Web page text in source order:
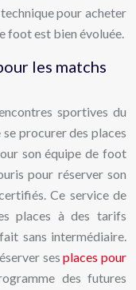
pour acheter
foot est bien évoluée.
les matchs
sportives du
procurer des places
son équipe de foot
pour réserver son
Ce service de
places à des tarifs
sans intermédiaire.
sesplaces pour
des futures